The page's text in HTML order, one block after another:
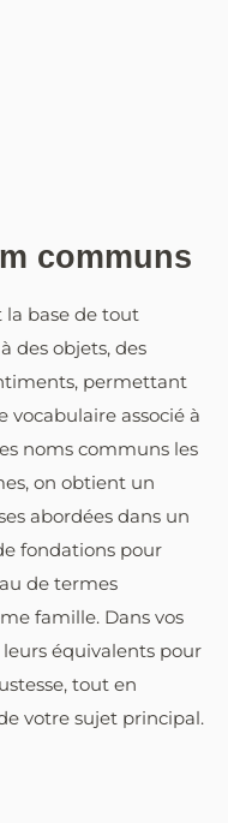
communs
base de tout
des objets, des
permettant
associé à
noms communs les
on obtient un
abordées dans un
fondations pour
de termes
famille. Dans vos
équivalents pour
tout en
votre sujet principal.